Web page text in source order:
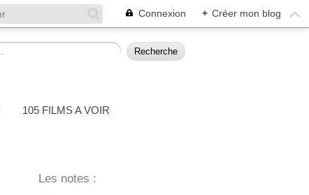
Connexion + Créer mon blog
105 FILMS A VOIR
Les notes :